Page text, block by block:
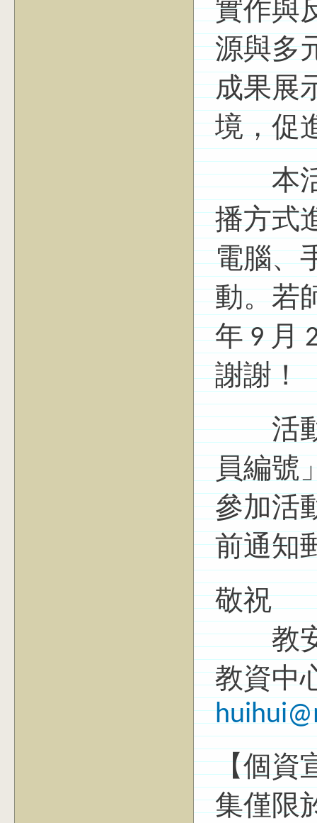
實作與
源與多
成果展
境，促
本活動
播方式
電腦、
動。若
年 9 月
謝謝！
活動
員編號
參加活
前通知
敬祝
教
教資中
【個資
集僅限